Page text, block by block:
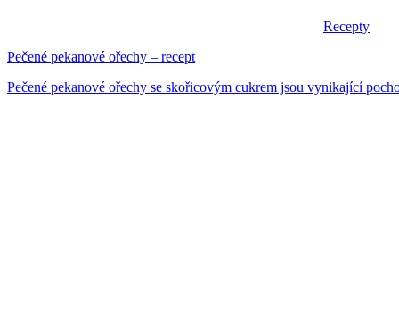
Recepty
Pečené pekanové ořechy – recept
Pečené pekanové ořechy se skořicovým cukrem jsou vynikající